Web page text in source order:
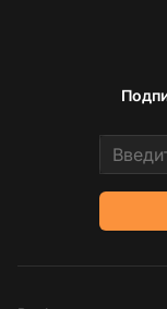
Email